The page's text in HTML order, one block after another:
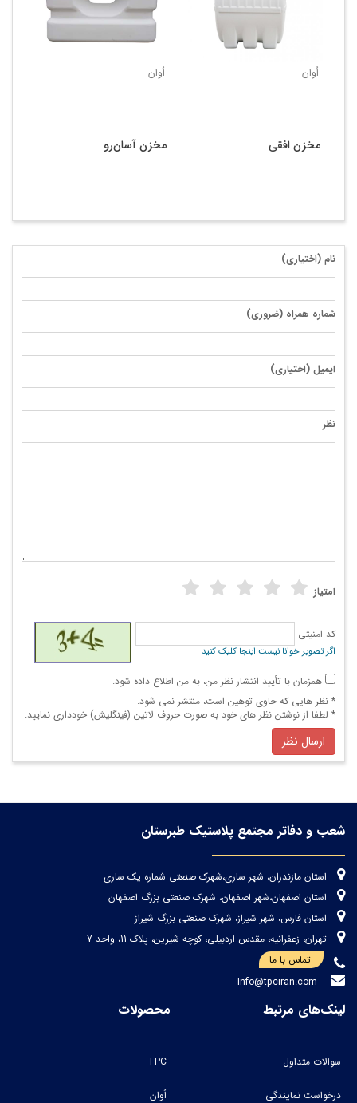
اُوان
مخزن آسان‌رو
اُوان
مخزن افقی
نام (اختیاری)
شماره همراه (ضروری)
ایمیل (اختیاری)
نظر
امتیاز
کد امنیتی
اگر تصویر خوانا نیست اینجا کلیک کنید
همزمان با تأیید انتشار نظر من، به من اطلاع داده شود.
* نظر هایی كه حاوی توهین است، منتشر نمی شود.
* لطفا از نوشتن نظر های خود به صورت حروف لاتین (فینگلیش) خودداری نمایید.
ارسال نظر
شعب و دفاتر مجتمع پلاستیک طبرستان
استان مازندران، شهر ساری،شهرک صنعتی شماره یک ساری
استان اصفهان،شهر اصفهان، شهرک صنعتی بزرگ اصفهان
استان فارس، شهر شیراز، شهرک صنعتی بزرگ شیراز
تهران، زعفرانیه، مقدس اردبیلی، کوچه شیرین، پلاک 11، واحد 7
تماس با ما
لینک‌های مرتبط
سوالات متداول
درخواست نمایندگی
محصولات
TPC
اُوان